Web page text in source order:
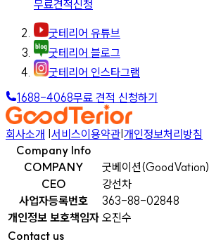
무료견적신청
굿테리어 유튜브
굿테리어 블로그
굿테리어 인스타그램
1688-4068무료 견적 신청하기
회사소개 |서비스이용약관|개인정보처리방침
Company Info
COMPANY
굿베이션(GoodVation)
CEO
강선차
사업자등록번호
363-88-02848
개인정보 보호책임자 오진수
Contact us